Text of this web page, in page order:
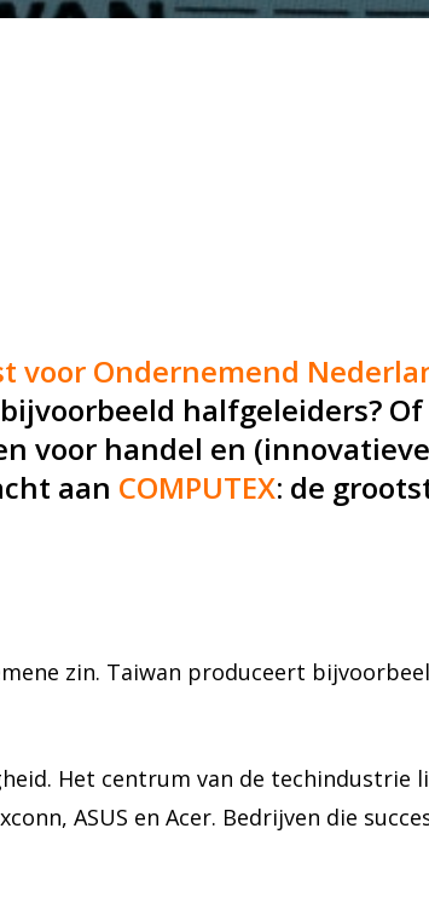
voor Ondernemend
halfgeleiders?
voor handel en
aan COMPUTEX: de
zin. Taiwan produceert
Het centrum van de techindustrie
ASUS en Acer. Bedrijven die